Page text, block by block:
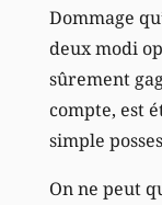
Dommage
deux modi
sûrement
compte, est
simple
On ne peut